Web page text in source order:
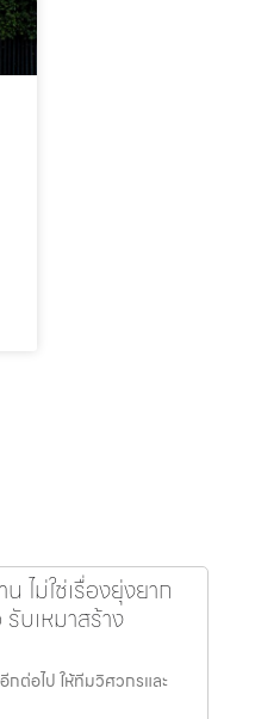
ไม่ใช่เรื่องยุ่งยาก
บเหมาสร้าง
กต่อไป ให้ทีมวิศวกรและ